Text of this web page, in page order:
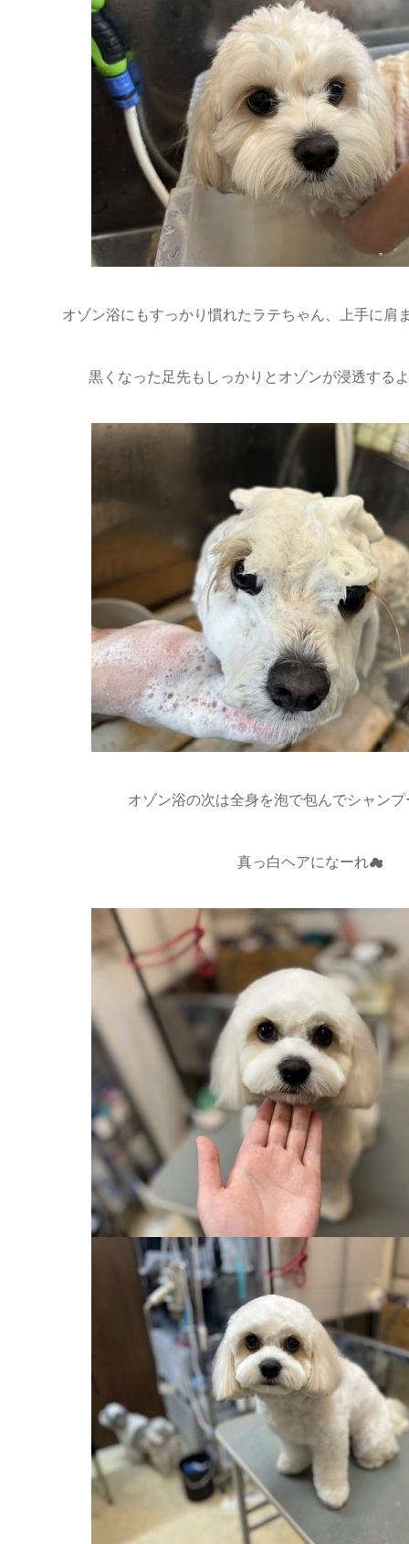
オゾン浴にもすっかり慣れたラテちゃん、上手に
黒くなった足先もしっかりとオゾンが浸透する
オゾン浴の次は全身を泡で包んでシャン
真っ白ヘアになーれ☁